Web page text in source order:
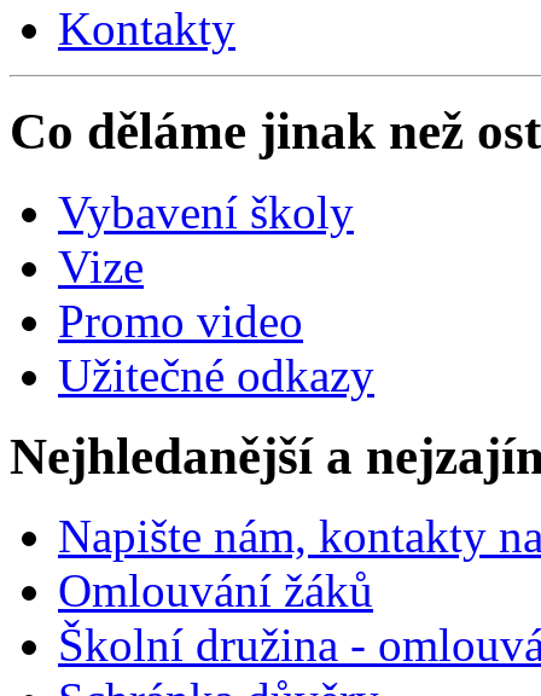
Kontakty
Co děláme jinak než
Vybavení školy
Vize
Promo video
Užitečné odkazy
Nejhledanější a
Napište nám, kontakty
Omlouvání žáků
Školní družina -